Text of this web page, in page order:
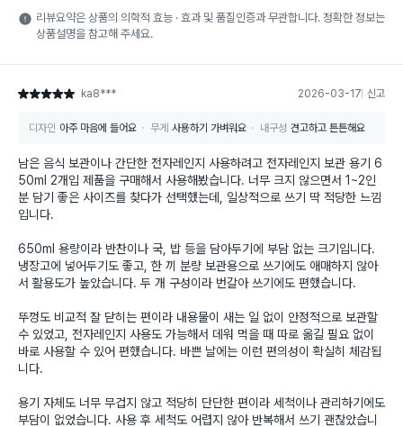
리뷰요약은 상품의 의학적 효능 · 효과 및 품질인증과 무관합니다. 정확한 정보는
상품설명을 참고해 주세요.
별점 5점 ka8*** 2026-03-17 신고
디자인 아주 마음에 들어요 무게 사용하기 가벼워요 내구성 견고하고 튼튼해요
남은 음식 보관이나 간단한 전자레인지 사용하려고 전자레인지 보관 용기 6
50ml 2개입 제품을 구매해서 사용해봤습니다. 너무 크지 않으면서 1~2인
분 담기 좋은 사이즈를 찾다가 선택했는데, 일상적으로 쓰기 딱 적당한 느낌
입니다.
650ml 용량이라 반찬이나 국, 밥 등을 담아두기에 부담 없는 크기입니다.
냉장고에 넣어두기도 좋고, 한 끼 분량 보관용으로 쓰기에도 애매하지 않아
서 활용도가 높았습니다. 두 개 구성이라 번갈아 쓰기에도 편했습니다.
뚜껑도 비교적 잘 닫히는 편이라 내용물이 새는 일 없이 안정적으로 보관할
수 있었고, 전자레인지 사용도 가능해서 데워 먹을 때 따로 옮길 필요 없이
바로 사용할 수 있어 편했습니다. 바쁜 날에는 이런 편의성이 확실히 체감됩
니다.
용기 자체도 너무 무겁지 않고 적당히 단단한 편이라 세척이나 관리하기에도
부담이 없었습니다. 사용 후 세척도 어렵지 않아 반복해서 쓰기 괜찮았습니